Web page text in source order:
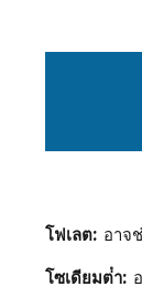
โฟเลต: อาจ
โซเดียมต่ํา: